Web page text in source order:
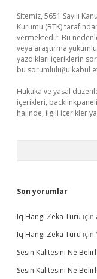
Sitemiz, 5651 Sayılı
Kurumu (BTK)
vermektedir. Bu
veya araştırma
yazdıkları içeriklerin
bu sorumluluğu kabul
Hukuka ve yasal
içerikleri,
halinde, ilgili içerikler
Son yorumlar
Iq Hangi Zeka Türü için
Iq Hangi Zeka Türü için
Sesin Kalitesini Ne
Sesin Kalitesini Ne